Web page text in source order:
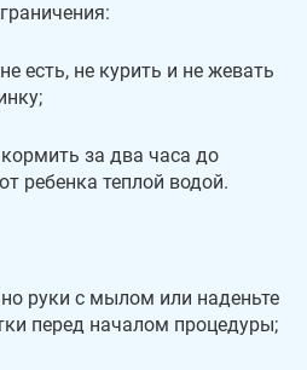
есть, не курить и не жевать
за два часа до
ребенка теплой водой.
руки с мылом или наденьте
перед началом процедуры;